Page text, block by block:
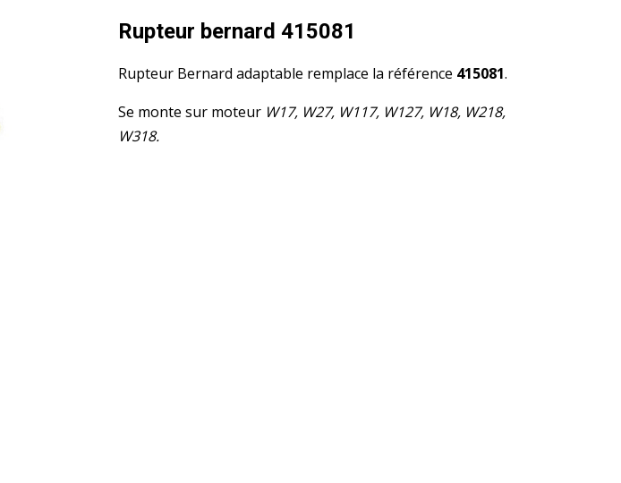
Rupteur bernard 415081
Rupteur Bernard adaptable remplace la référence 415081.
Se monte sur moteur W17, W27, W117, W127, W18, W218,
W318.